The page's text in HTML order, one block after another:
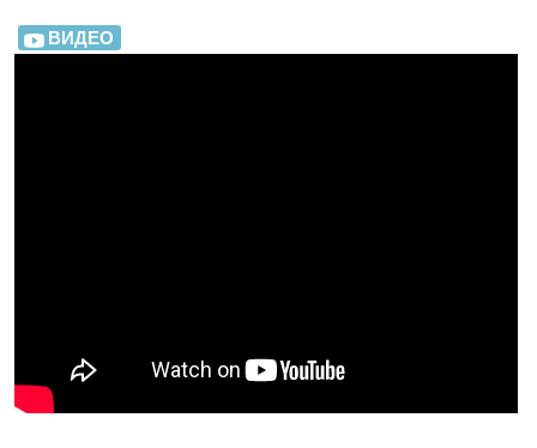
ВИДЕО